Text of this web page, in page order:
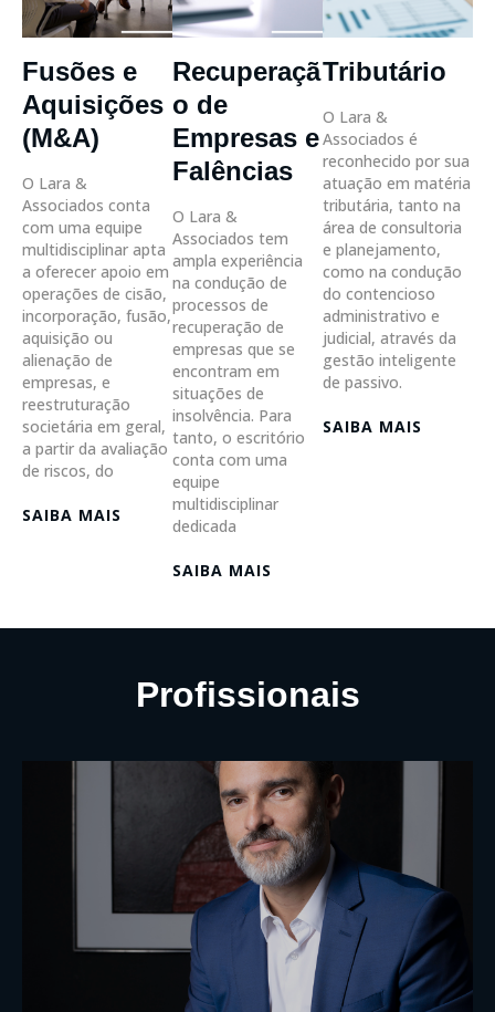
Fusões e
Aquisições
(M&A)
O Lara &
Associados conta
com uma equipe
multidisciplinar apta
a oferecer apoio em
operações de cisão,
incorporação, fusão,
aquisição ou
alienação de
empresas, e
reestruturação
societária em geral,
a partir da avaliação
de riscos, do
SAIBA MAIS
Recuperaçã
o de
Empresas e
Falências
O Lara &
Associados tem
ampla experiência
na condução de
processos de
recuperação de
empresas que se
encontram em
situações de
insolvência. Para
tanto, o escritório
conta com uma
equipe
multidisciplinar
dedicada
SAIBA MAIS
Tributário
O Lara &
Associados é
reconhecido por sua
atuação em matéria
tributária, tanto na
área de consultoria
e planejamento,
como na condução
do contencioso
administrativo e
judicial, através da
gestão inteligente
de passivo.
SAIBA MAIS
Profissionais